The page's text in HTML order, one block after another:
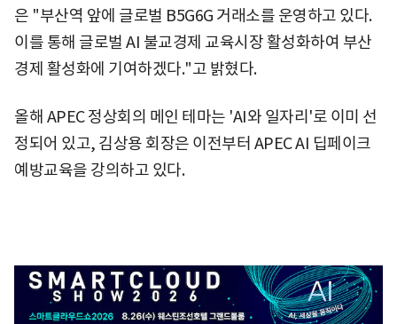
은 "부산역 앞에 글로벌 B5G6G 거래소를 운영하고 있다.
이를 통해 글로벌 AI 불교경제 교육시장 활성화하여 부산
경제 활성화에 기여하겠다."고 밝혔다.
올해 APEC 정상회의 메인 테마는 'AI와 일자리'로 이미 선
정되어 있고, 김상용 회장은 이전부터 APEC AI 딥페이크
예방교육을 강의하고 있다.